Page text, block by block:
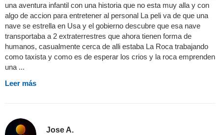
una aventura infantil con una historia que no esta muy alla y con
algo de accion para entretener al personal La peli va de que una
nave se estrella en Usa y el gobierno descubre que esa nave
transportaba a 2 extraterrestres que ahora tienen forma de
humanos, casualmente cerca de alli estaba La Roca trabajando
como taxista y como es de esperar los crios y la roca emprenden
una ...
Leer más
Jose A.